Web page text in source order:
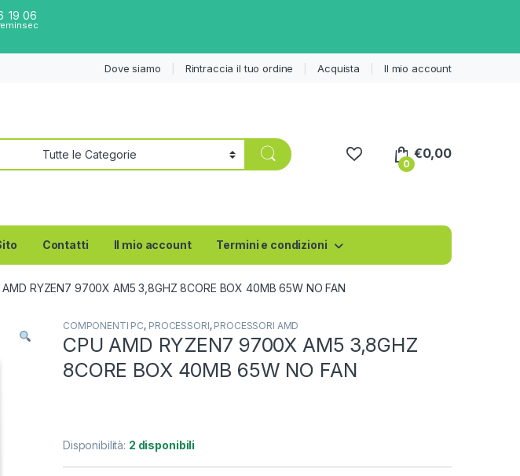
19
min
06
sec
Dove siamo Rintraccia il tuo ordine Acquista Il mio account
0
€0,00
Contatti Il mio account Termini e condizioni
AMD RYZEN7 9700X AM5 3,8GHZ 8CORE BOX 40MB 65W NO FAN
COMPONENTI PC, PROCESSORI, PROCESSORI AMD
CPU AMD RYZEN7 9700X AM5 3,8GHZ
8CORE BOX 40MB 65W NO FAN
Disponibilità: 2 disponibili